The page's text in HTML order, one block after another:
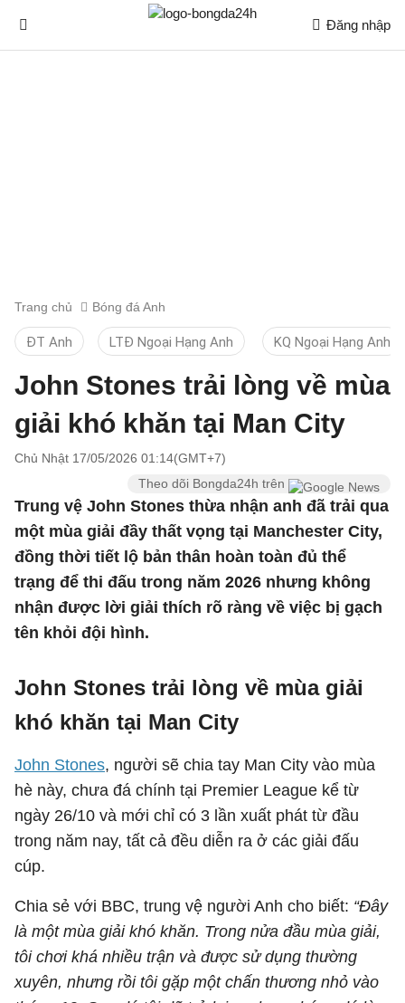
Đăng nhập
Trang chủ Bóng đá Anh
ĐT Anh LTĐ Ngoại Hạng Anh KQ Ngoại Hạng Anh
John Stones trải lòng về mùa
giải khó khăn tại Man City
Chủ Nhật 17/05/2026 01:14(GMT+7)
Theo dõi Bongda24h trên
Trung vệ John Stones thừa nhận anh đã trải qua
một mùa giải đầy thất vọng tại Manchester City,
đồng thời tiết lộ bản thân hoàn toàn đủ thể
trạng để thi đấu trong năm 2026 nhưng không
nhận được lời giải thích rõ ràng về việc bị gạch
tên khỏi đội hình.
John Stones trải lòng về mùa giải
khó khăn tại Man City
John Stones, người sẽ chia tay Man City vào mùa
hè này, chưa đá chính tại Premier League kể từ
ngày 26/10 và mới chỉ có 3 lần xuất phát từ đầu
trong năm nay, tất cả đều diễn ra ở các giải đấu
cúp.
Chia sẻ với BBC, trung vệ người Anh cho biết: “Đây
là một mùa giải khó khăn. Trong nửa đầu mùa giải,
tôi chơi khá nhiều trận và được sử dụng thường
xuyên, nhưng rồi tôi gặp một chấn thương nhỏ vào